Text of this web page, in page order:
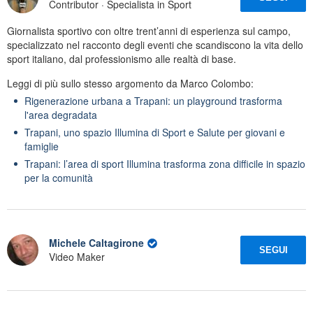
Contributor · Specialista in Sport
Giornalista sportivo con oltre trent’anni di esperienza sul campo,
specializzato nel racconto degli eventi che scandiscono la vita dello
sport italiano, dal professionismo alle realtà di base.
Leggi di più sullo stesso argomento da Marco Colombo:
Rigenerazione urbana a Trapani: un playground trasforma
l'area degradata
Trapani, uno spazio Illumina di Sport e Salute per giovani e
famiglie
Trapani: l’area di sport Illumina trasforma zona difficile in spazio
per la comunità
Michele Caltagirone
Video Maker
SEGUI